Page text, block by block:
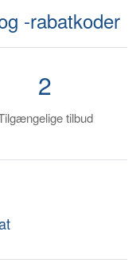
-rabatkoder
tilbud
2